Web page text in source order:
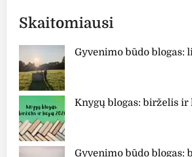
Skaitomiausi
Gyvenimo būdo blogas:
Knygų blogas: birželis ir
Gyvenimo būdo blogas: